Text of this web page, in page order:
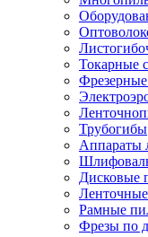
Токарные
Трубогибы
Аппараты
Дисковые
Рамные
Фрезы по